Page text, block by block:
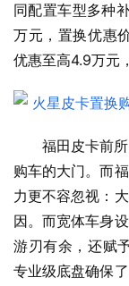
同配置车型多种
万元，置换优惠
优惠至高4.9万元
福田皮卡前
购车的大门。而
力更不容忽视：
因。而宽体车身
游刃有余，还赋
专业级底盘确保